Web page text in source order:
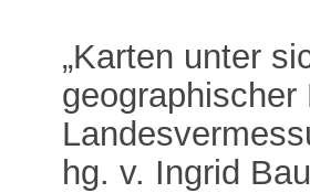
„Karten unter
geographischer
hg. v. Ingrid